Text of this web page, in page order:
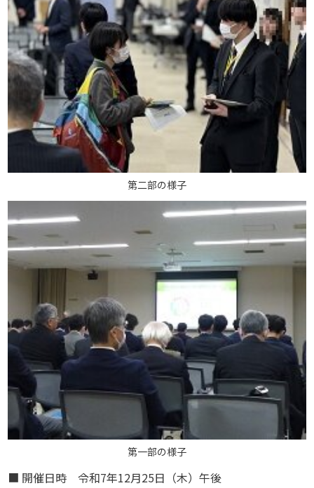
第二部の様子
第一部の様子
■ 開催日時 令和7年12月25日（木）午後